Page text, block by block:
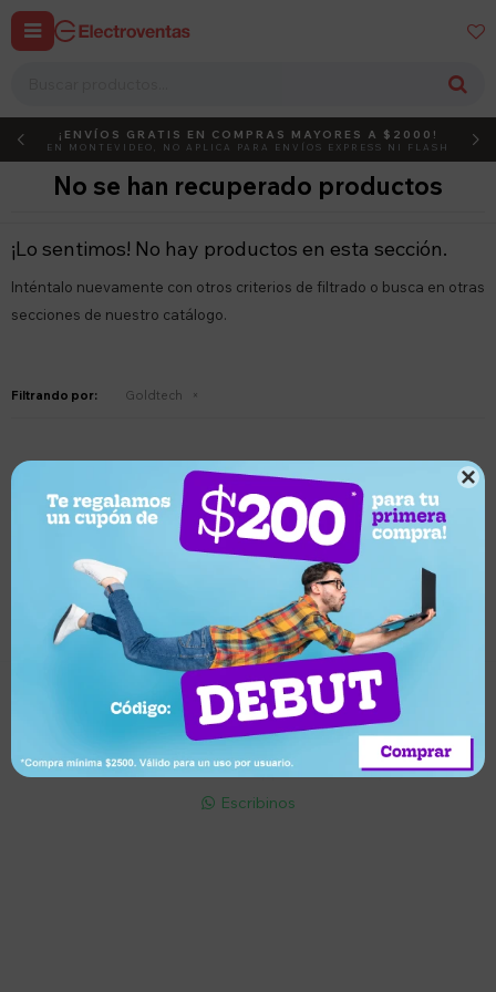

 
DEBUT ACTIVÁ EL CÓDIGO
¡ENVÍOS GRATIS EN COMPRAS MAYORES A $2000!
EN MONTEVIDEO, NO APLICA PARA ENVÍOS EXPRESS NI FLASH
No se han recuperado productos
¡Lo sentimos! No hay productos en esta sección.
Inténtalo nuevamente con otros criterios de filtrado o busca en otras
secciones de nuestro catálogo.
Filtrando por: Goldtech
Suscríbete a nuestro newsletter
Recibí ofertas, novedades y más
 Soriano 932 Esq. Convención
Lunes a Viernes 9:30 a 19:00 / Sábados 9:30 a 14:00
 095 772 214 (Whatsapp - Solo Mensajes)
 Escribinos